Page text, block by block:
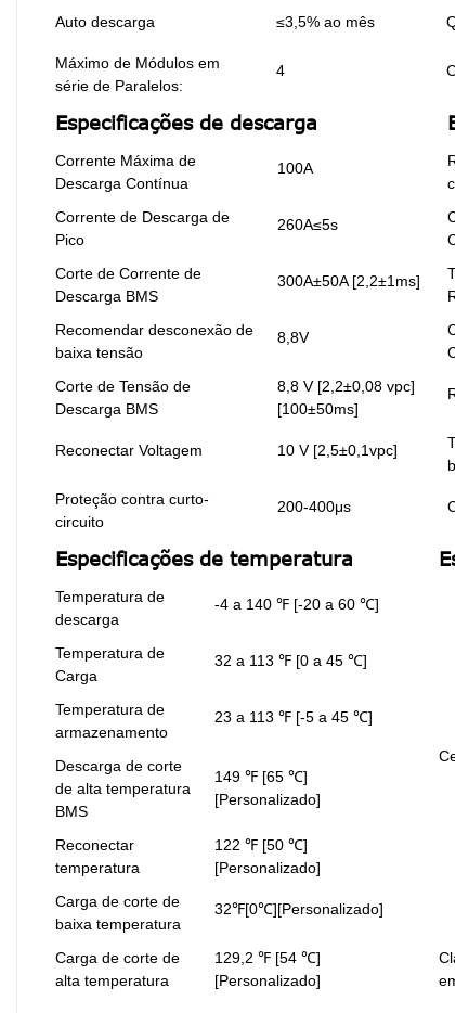
Auto descarga ≤3,5% ao mês
Máximo de Módulos em
série de Paralelos:
4
Especificações de descarga
Corrente Máxima de
Descarga Contínua
100A
Corrente de Descarga de
Pico
260A≤5s
Corte de Corrente de
Descarga BMS
300A±50A [2,2±1ms]
Recomendar desconexão de
baixa tensão
8,8V
Corte de Tensão de
Descarga BMS
8,8 V [2,2±0,08 vpc]
[100±50ms]
Reconectar Voltagem 10 V [2,5±0,1vpc]
Proteção contra curto-
circuito
200-400μs
Especificações de temperatura
Temperatura de
descarga
-4 a 140 ℉ [-20 a 60 ℃]
Temperatura de
Carga
32 a 113 ℉ [0 a 45 ℃]
Temperatura de
armazenamento
23 a 113 ℉ [-5 a 45 ℃]
Descarga de corte
de alta temperatura
BMS
149 ℉ [65 ℃]
[Personalizado]
Reconectar
temperatura
122 ℉ [50 ℃]
[Personalizado]
Carga de corte de
baixa temperatura
32℉[0℃][Personalizado]
Carga de corte de
alta temperatura
129,2 ℉ [54 ℃]
[Personalizado]